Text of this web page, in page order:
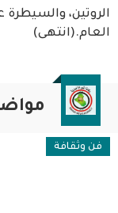
الروتين،
العام.(انتهى)
فن وثقافة